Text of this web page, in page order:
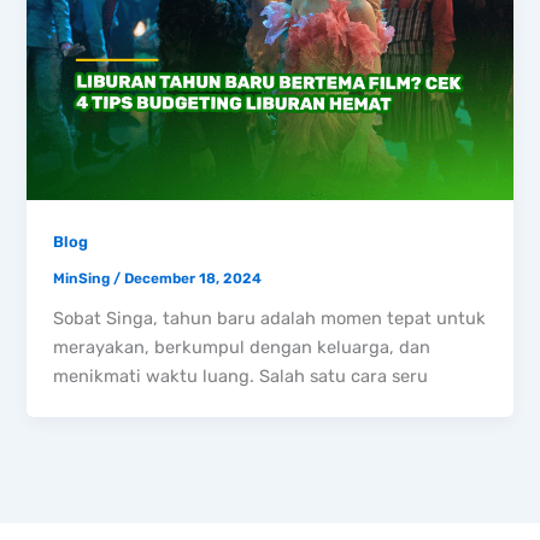
Blog
MinSing/December 18, 2024
Sobat Singa, tahun baru adalah momen tepat untuk
merayakan, berkumpul dengan keluarga, dan
menikmati waktu luang. Salah satu cara seru